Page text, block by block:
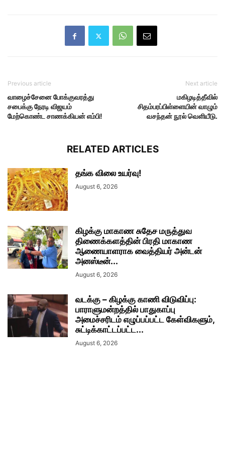
Previous article
வாழைச்சேனை போக்குவரத்து
சபைக்கு நேரடி விஜயம்
மேற்கொண்ட சாணக்கியன் எம்பி!
Next article
மகிழடித்தீவில்
சிதம்பரப்பிள்ளையின் வாழும்
வசந்தன் நூல் வெளியீடு.
RELATED ARTICLES
தங்க விலை உயர்வு!
August 6, 2026
கிழக்கு மாகாண சுதேச மருத்துவ
திணைக்களத்தின் பிரதி மாகாண
ஆணையாளராக வைத்தியர் அன்டன்
அனஸ்டீன்...
August 6, 2026
வடக்கு – கிழக்கு காணி விடுவிப்பு:
பாராளுமன்றத்தில் பாதுகாப்பு
அமைச்சரிடம் எழுப்பப்பட்ட கேள்விகளும்,
சுட்டிக்காட்டப்பட்ட...
August 6, 2026